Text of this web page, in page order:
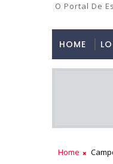
O Portal De
HOME
Home